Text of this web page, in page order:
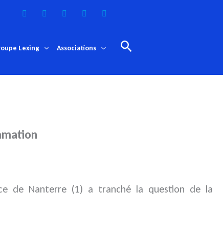
Lexing Associations Rechercher
de Nanterre (1) a tranché la question de la